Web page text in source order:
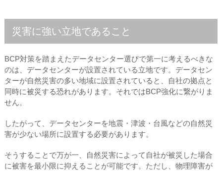
災害に強い立地であること
BCP対策を踏まえたデータセンター選びで第一に考えるべきな
のは、データセンターが設置されている立地です。データセン
ターが自然災害の多い地域に設置されていると、自社の拠点と
同時に被災する恐れがあります。それではBCP強化に繋がりま
せん。
したがって、データセンターを地震・津波・台風などの自然災
害が少ない場所に設置する必要があります。
そうすることで万が一、自然災害によって自社が被災した場合
に被害を最小限に抑えることが可能です。ただし、物理障害が